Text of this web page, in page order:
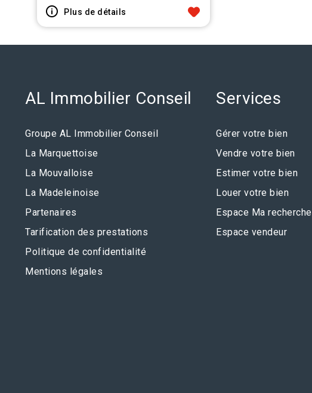
Plus de détails
AL Immobilier Conseil
Groupe AL Immobilier Conseil
La Marquettoise
La Mouvalloise
La Madeleinoise
Partenaires
Tarification des prestations
Politique de confidentialité
Mentions légales
Services
Gérer votre bien
Vendre votre bien
Estimer votre bien
Louer votre bien
Espace Ma recherche
Espace vendeur